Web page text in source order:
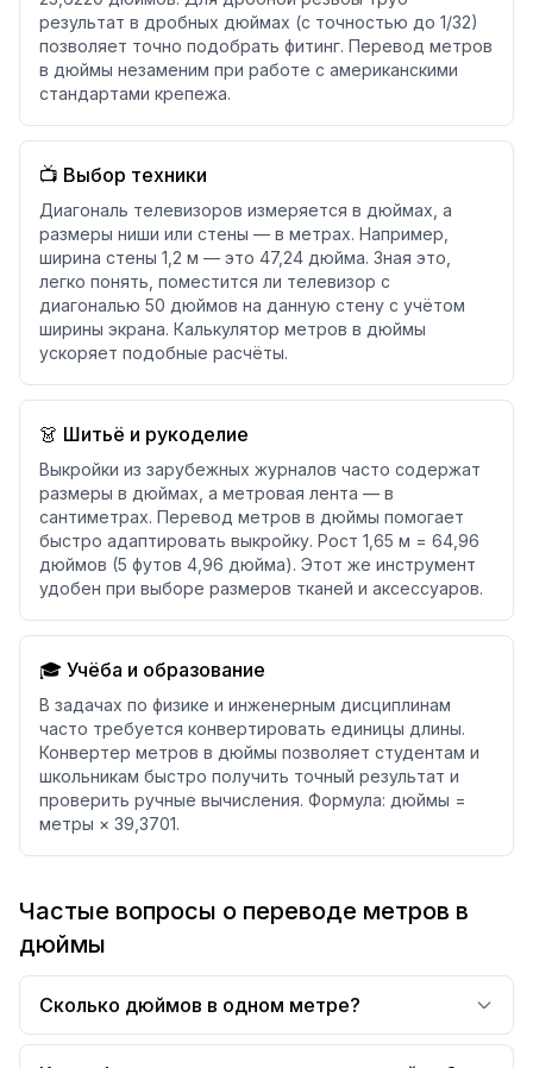
результат в дробных дюймах (с точностью до 1/32)
позволяет точно подобрать фитинг. Перевод метров
в дюймы незаменим при работе с американскими
стандартами крепежа.
📺 Выбор техники
Диагональ телевизоров измеряется в дюймах, а
размеры ниши или стены — в метрах. Например,
ширина стены 1,2 м — это 47,24 дюйма. Зная это,
легко понять, поместится ли телевизор с
диагональю 50 дюймов на данную стену с учётом
ширины экрана. Калькулятор метров в дюймы
ускоряет подобные расчёты.
👗 Шитьё и рукоделие
Выкройки из зарубежных журналов часто содержат
размеры в дюймах, а метровая лента — в
сантиметрах. Перевод метров в дюймы помогает
быстро адаптировать выкройку. Рост 1,65 м = 64,96
дюймов (5 футов 4,96 дюйма). Этот же инструмент
удобен при выборе размеров тканей и аксессуаров.
🎓 Учёба и образование
В задачах по физике и инженерным дисциплинам
часто требуется конвертировать единицы длины.
Конвертер метров в дюймы позволяет студентам и
школьникам быстро получить точный результат и
проверить ручные вычисления. Формула: дюймы =
метры × 39,3701.
Частые вопросы о переводе метров в
дюймы
Сколько дюймов в одном метре?